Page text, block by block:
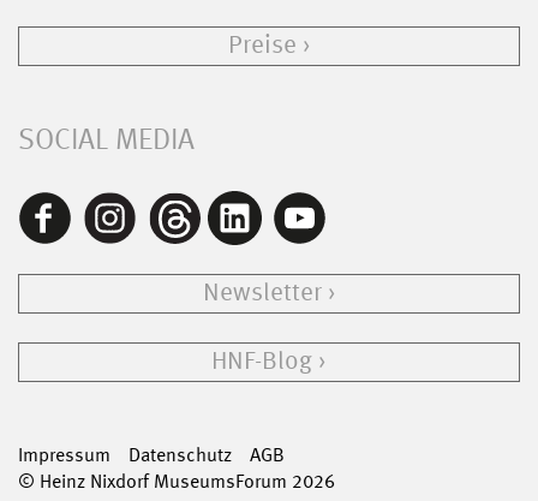
Preise
SOCIAL MEDIA
Newsletter
HNF-Blog
Impressum Datenschutz
AGB
© Heinz Nixdorf MuseumsForum 2026